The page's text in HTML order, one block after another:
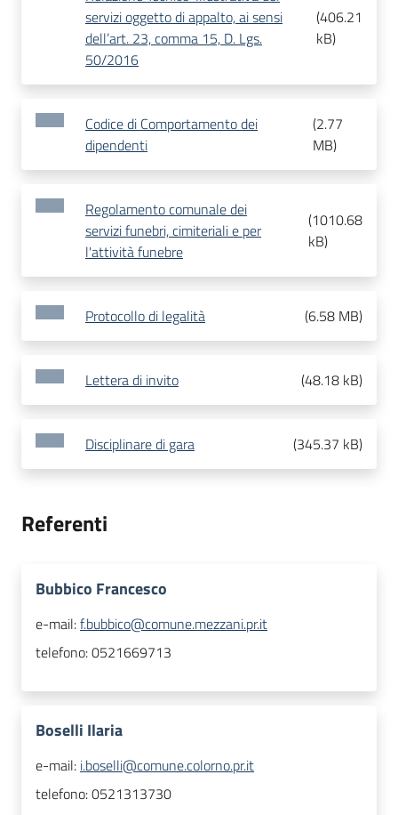
servizi oggetto di appalto, ai sensi
dell’art. 23, comma 15, D. Lgs.
50/2016
(406.21
kB)
Codice di Comportamento dei
dipendenti
(2.77
MB)
Regolamento comunale dei
servizi funebri, cimiteriali e per
l'attività funebre
(1010.68
kB)
Protocollo di legalità (6.58 MB)
Lettera di invito (48.18 kB)
Disciplinare di gara (345.37 kB)
Referenti
Bubbico Francesco
e-mail:f.bubbico@comune.mezzani.pr.it
telefono:0521669713
Boselli Ilaria
e-mail: i.boselli@comune.colorno.pr.it
telefono:0521313730